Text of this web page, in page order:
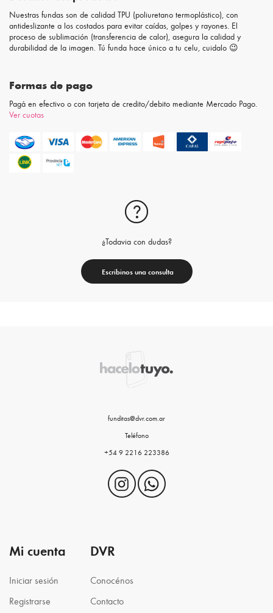
Nuestras fundas son de calidad TPU (poliuretano termoplástico), con
antideslizante a los costados para evitar caídas, golpes y rayones. El
proceso de sublimación (transferencia de calor), asegura la calidad y
durabilidad de la imagen. Tú funda hace único a tu celu, cuidalo 😉
Formas de pago
Pagá en efectivo o con tarjeta de credito/debito mediante Mercado Pago.
Ver cuotas
¿Todavia con dudas?
Escribinos una consulta
funditas@dvr.com.ar
Teléfono
+54 9 2216 223386
Mi cuenta
Iniciar sesión
Registrarse
DVR
Conocénos
Contacto